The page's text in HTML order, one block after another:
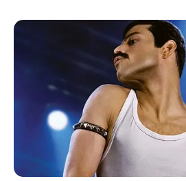
Serem! 9 Chat Ojek Online &
Pelanggan Ini Bikin Auto
Merinding